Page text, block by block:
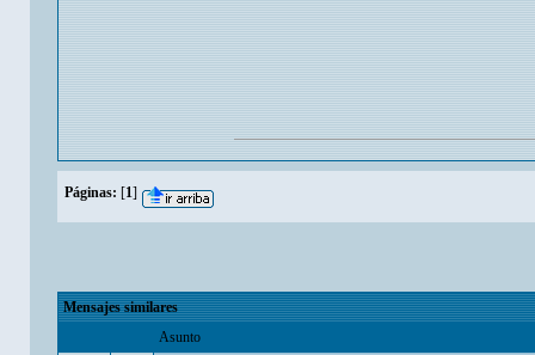
Páginas: [1]
Mensajes similares
Asunto